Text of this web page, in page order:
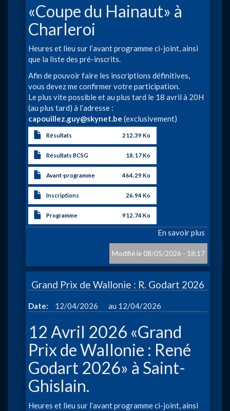
«Coupe du Hainaut» à
Charleroi
Heures et lieu sur l’avant programme ci-joint, ainsi
que la liste des pré-inscrits.
Afin de pouvoir faire les inscriptions définitives,
vous devez me confirmer votre participation.
Le plus vite possible et au plus tard le 18 avril à 20H
(au plus tard) à l’adresse :
capouillez.guy@skynet.be (exclusivement)
Résultats 212.39 Ko
Résultats BCSG 18.17 Ko
Avant-programme 464.29 Ko
Inscriptions 26.94 Ko
Programme 912.74 Ko
En savoir plus
Coupe
08/05/2026 - 18:17
Grand Prix de Wallonie : R. Godart 2026
Date 12/04/2026 à
12/04/2026
12 Avril 2026 «Grand
Prix de Wallonie : René
Godart 2026» à Saint-
Ghislain.
Heures et lieu sur l’avant programme ci-joint, ainsi